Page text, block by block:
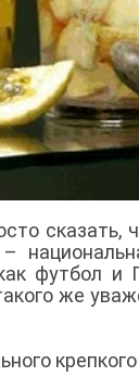
сказать,
футбол и
же
крепкого